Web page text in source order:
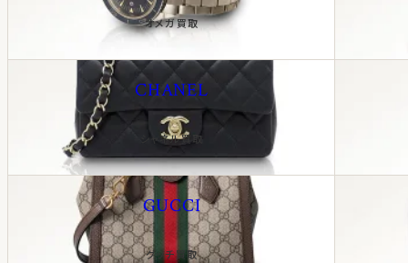
オメガ買取
CHANEL
シャネル買取
GUCCI
グッチ買取